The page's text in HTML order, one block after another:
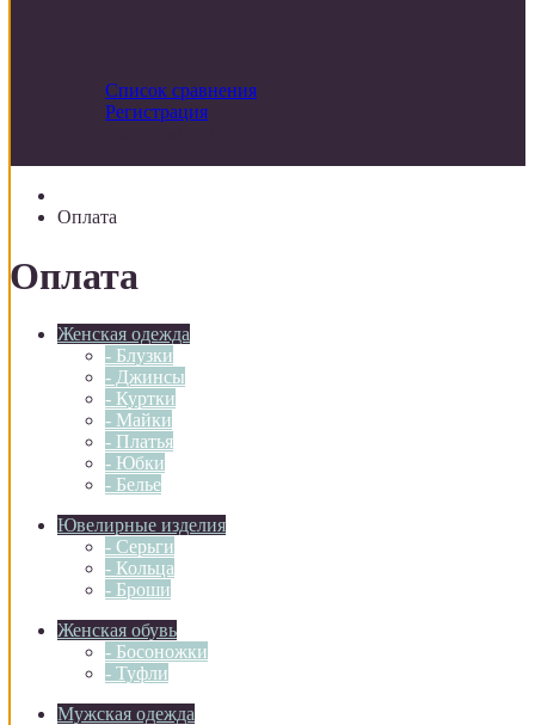
Список сравнения
Регистрация
Оплата
Оплата
Женская одежда
- Блузки
- Джинсы
- Куртки
- Майки
- Платья
- Юбки
- Белье
Ювелирные изделия
- Серьги
- Кольца
- Броши
Женская обувь
- Босоножки
- Туфли
Мужская одежда